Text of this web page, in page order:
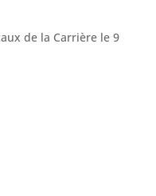
de la Carrière le 9